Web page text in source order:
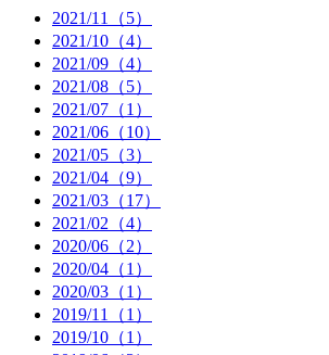
2021/11（5）
2021/10（4）
2021/09（4）
2021/08（5）
2021/07（1）
2021/06（10）
2021/05（3）
2021/04（9）
2021/03（17）
2021/02（4）
2020/06（2）
2020/04（1）
2020/03（1）
2019/11（1）
2019/10（1）